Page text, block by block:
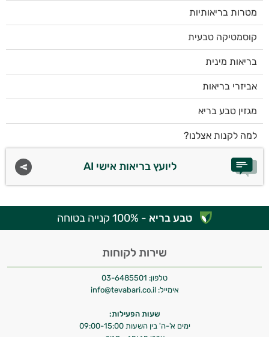
מטרות בריאותיות
קוסמטיקה טבעית
בריאות מינית
אביזרי בריאות
מגזין טבע בריא
למה לקנות אצלנו?
ליועץ בריאות אישי AI
טבע בריא - 100% קנייה בטוחה
שירות לקוחות
טלפון: 03-6485501
אימייל: info@tevabari.co.il
שעות הפעילות:
ימים א'-ה' בין השעות 09:00-15:00